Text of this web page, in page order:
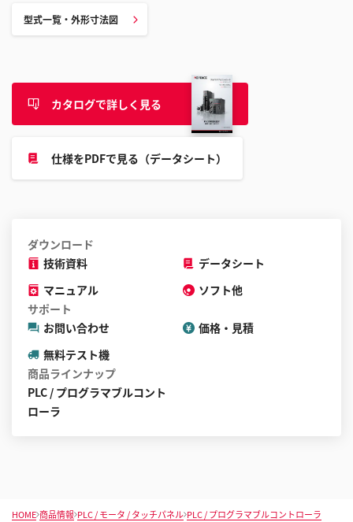
型式一覧・外形寸法図
カタログで詳しく見る
仕様をPDFで見る（データシート）
ダウンロード
技術資料
データシート
マニュアル
ソフト他
サポート
お問い合わせ
価格・見積
無料テスト機
商品ラインナップ
PLC / プログラマブルコント
ローラ
HOME 商品情報 PLC / モータ / タッチパネル PLC / プログラマブルコントローラ